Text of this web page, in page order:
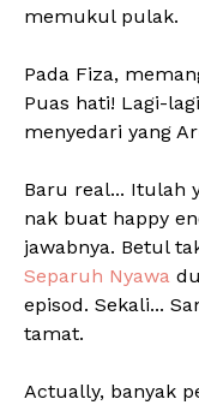
memukul pulak.
Pada Fiza,
Puas hati! Lagi-
menyedari yang
Baru real... Itulah
nak buat happy
jawabnya. Betul
Separuh Nyawa
episod. Sekali...
tamat.
Actually, banyak